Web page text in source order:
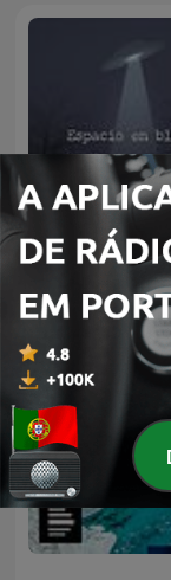
Espacio en